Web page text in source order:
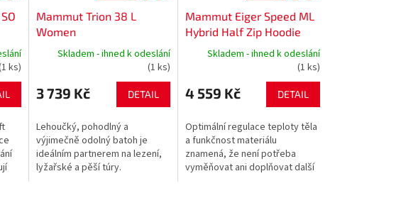
ks)
Mammut Trion 38 L
Women
Skladem - ihned k odeslání
(1 ks)
3 739 Kč DETAIL
Lehoučký, pohodlný a
výjimečně odolný batoh je
ideálním partnerem na lezení,
lyžařské a pěší túry.
Mammut Eiger Speed ML
Hybrid Half Zip Hoodie
WomenSkladem - ihned k odeslání
(1 ks)
4 559 Kč DETAIL
Optimální regulace teploty těla
a funkčnost materiálu
znamená, že není potřeba
vyměňovat ani doplňovat další